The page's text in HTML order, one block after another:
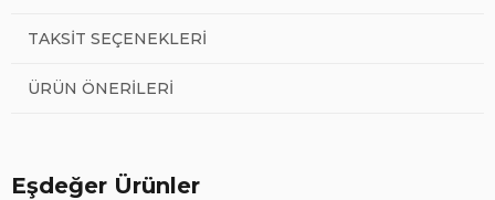
TAKSIT SEÇENEKLERI
ÜRÜN ÖNERILERI
Eşdeğer Ürünler